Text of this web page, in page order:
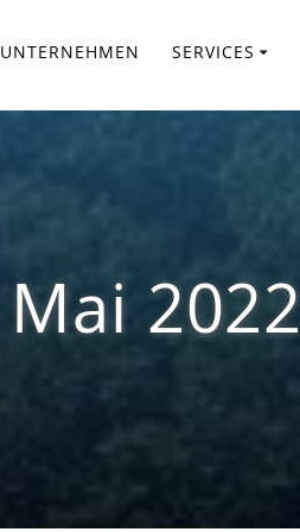
UNTERNEHMEN SERVICES
Mai 2022